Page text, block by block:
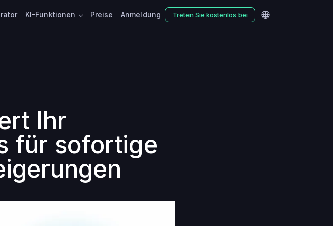
KI-Funktionen Preise Anmeldung Treten Sie kostenlos bei
Ihr
für sofortige